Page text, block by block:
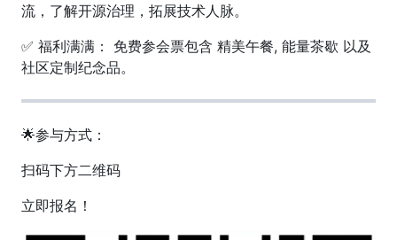
流，了解开源治理，拓展技术人脉。
✅ 福利满满： 免费参会票包含 精美午餐, 能量茶歇 以及
社区定制纪念品。
🌟参与方式：
扫码下方二维码
立即报名！